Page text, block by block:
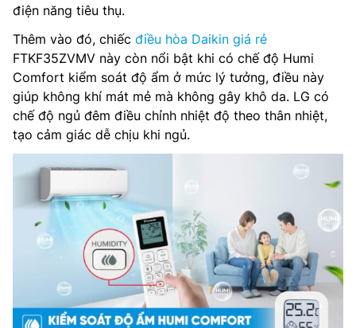
điện năng tiêu thụ.
Thêm vào đó, chiếc điều hòa Daikin giá rẻ
FTKF35ZVMV này còn nổi bật khi có chế độ Humi
Comfort kiểm soát độ ẩm ở mức lý tưởng, điều này
giúp không khí mát mẻ mà không gây khô da. LG có
chế độ ngủ đêm điều chỉnh nhiệt độ theo thân nhiệt,
tạo cảm giác dễ chịu khi ngủ.